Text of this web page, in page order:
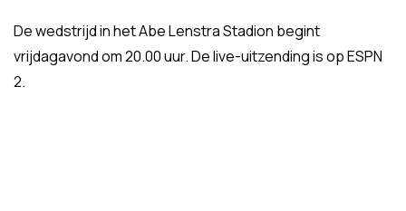
De wedstrijd in het Abe Lenstra Stadion begint
vrijdagavond om 20.00 uur. De live-uitzending is op ESPN
2.